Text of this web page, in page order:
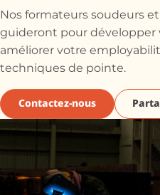
Nos formateurs soudeurs
guideront pour développer
améliorer votre
techniques de pointe.
Contactez-nous